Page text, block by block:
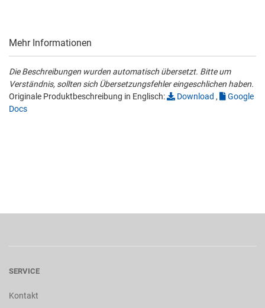
Mehr Informationen
Die Beschreibungen wurden automatisch übersetzt. Bitte um
Verständnis, sollten sich Übersetzungsfehler eingeschlichen haben.
Originale Produktbeschreibung in Englisch:
Download ,
Google
Docs
SERVICE
Kontakt